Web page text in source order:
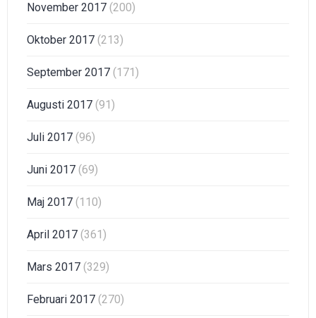
November 2017 (200)
Oktober 2017 (213)
September 2017 (171)
Augusti 2017 (91)
Juli 2017 (96)
Juni 2017 (69)
Maj 2017 (110)
April 2017 (361)
Mars 2017 (329)
Februari 2017 (270)